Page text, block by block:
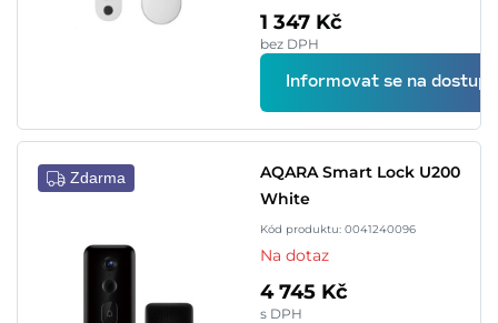
1 347 Kč
bez DPH
Informovat se na
Zdarma
AQARA Smart Lock U200
White
Kód produktu: 0041240096
Na dotaz
4 745 Kč
s DPH